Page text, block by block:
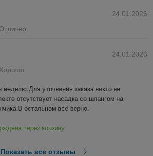
24.01.2026
Отлично
24.01.2026
Хорошо
неделю.Для уточнения заказа никто не
отсутствует насадка со шлангом на
остальном всё верно.
через корзину
Показать все отзывы